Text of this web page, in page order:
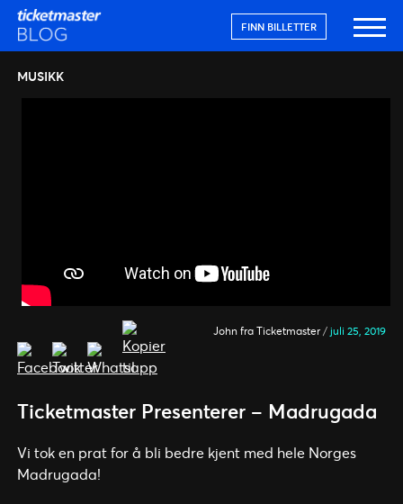
FINN BILLETTER
MUSIKK
John fra Ticketmaster / juli 25, 2019
Ticketmaster Presenterer – Madrugada
Vi tok en prat for å bli bedre kjent med hele Norges
Madrugada!